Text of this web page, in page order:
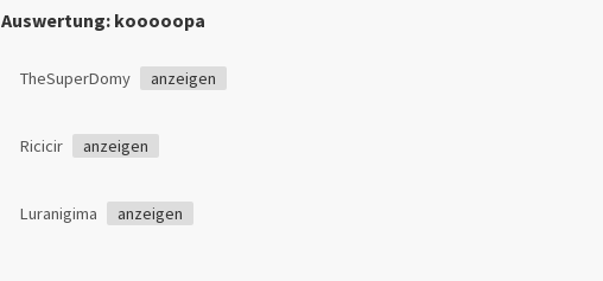
Auswertung: kooooopa
TheSuperDomy anzeigen
Ricicir anzeigen
Luranigima anzeigen